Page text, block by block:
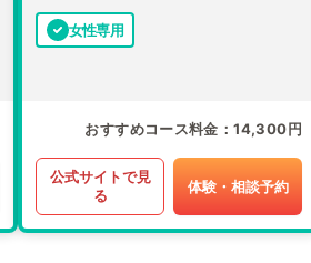
女性専用
おすすめコース料金 14,300円
公式サイトで見
る
体験・相談予約